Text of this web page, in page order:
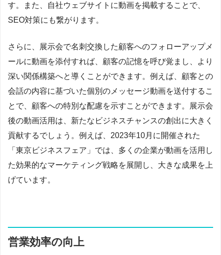
す。また、自社ウェブサイトに動画を掲載することで、
SEO対策にも繋がります。
さらに、展示会で名刺交換した顧客へのフォローアップメ
ールに動画を添付すれば、顧客の記憶を呼び覚まし、より
深い関係構築へと導くことができます。例えば、顧客との
会話の内容に基づいた個別のメッセージ動画を送付するこ
とで、顧客への特別な配慮を示すことができます。展示会
後の動画活用は、新たなビジネスチャンスの創出に大きく
貢献するでしょう。例えば、2023年10月に開催された
「東京ビジネスフェア」では、多くの企業が動画を活用し
た効果的なマーケティング戦略を展開し、大きな成果を上
げています。
営業効率の向上